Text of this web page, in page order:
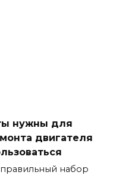
нужны для
двигателя
набор